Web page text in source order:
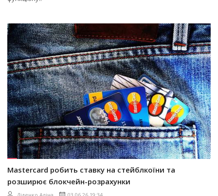
Mastercard робить ставку на стейблкоїни та
розширює блокчейн-розрахунки